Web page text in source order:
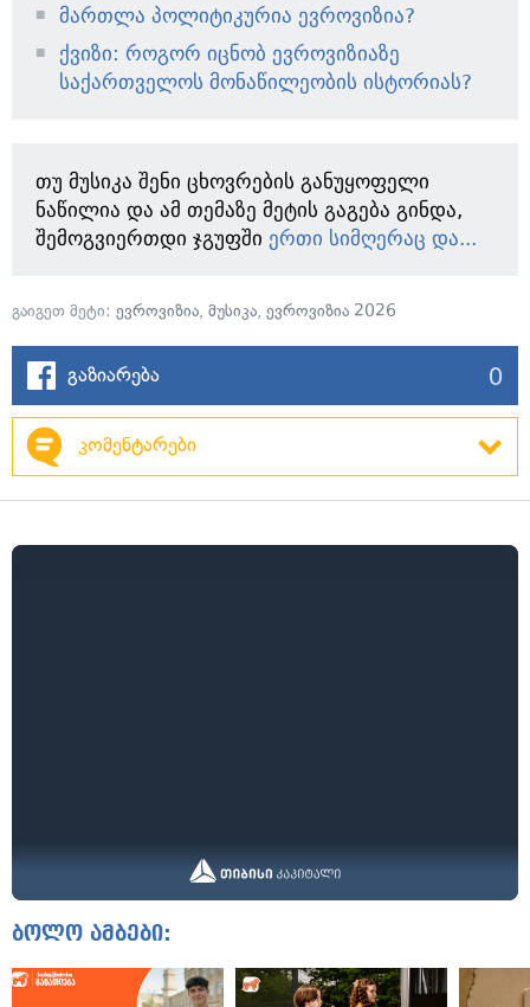
მართლა პოლიტიკურია ევროვიზია?
ქვიზი: როგორ იცნობ ევროვიზიაზე
საქართველოს მონაწილეობის ისტორიას?
თუ მუსიკა შენი ცხოვრების განუყოფელი
ნაწილია და ამ თემაზე მეტის გაგება გინდა,
შემოგვიერთდი ჯგუფში ერთი სიმღერაც და...
გაიგეთ მეტი: ევროვიზია, მუსიკა, ევროვიზია 2026
გაზიარება 0
კომენტარები
ბოლო ამბები: